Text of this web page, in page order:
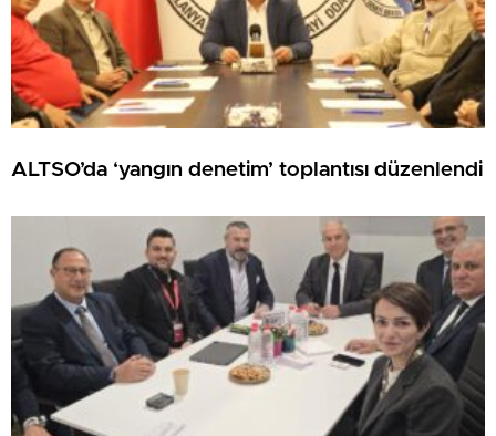
ALTSO’da ‘yangın denetim’ toplantısı düzenlendi